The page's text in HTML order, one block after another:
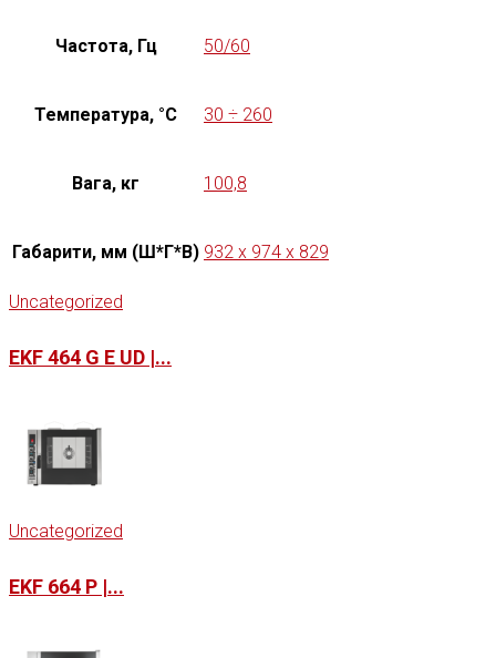
Частота, Гц 50/60
Температура, °C 30 ÷ 260
Вага, кг 100,8
Габарити, мм (Ш*Г*В) 932 x 974 x 829
Uncategorized
EKF 464 G E UD |...
Uncategorized
EKF 664 P |...